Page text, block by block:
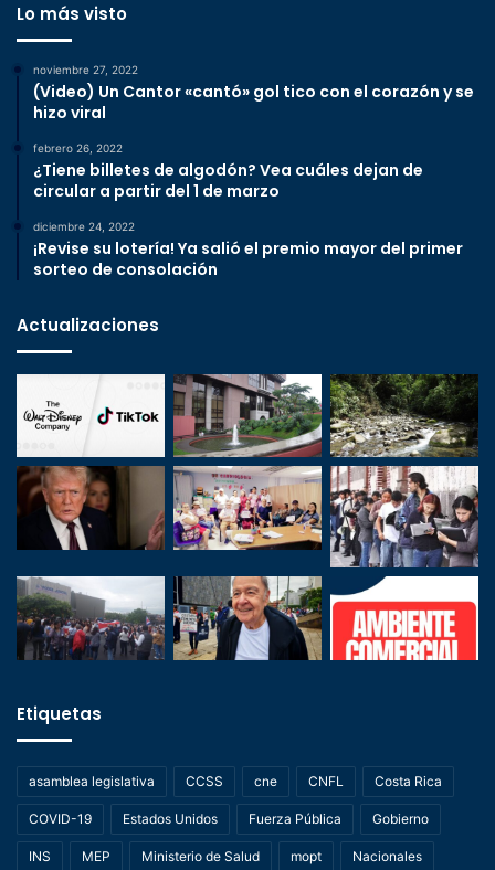
Lo más visto
noviembre 27, 2022
(Video) Un Cantor «cantó» gol tico con el corazón y se
hizo viral
febrero 26, 2022
¿Tiene billetes de algodón? Vea cuáles dejan de
circular a partir del 1 de marzo
diciembre 24, 2022
¡Revise su lotería! Ya salió el premio mayor del primer
sorteo de consolación
Actualizaciones
Etiquetas
asamblea legislativa CCSS cne CNFL Costa Rica
COVID-19 Estados Unidos Fuerza Pública Gobierno
INS MEP Ministerio de Salud mopt Nacionales